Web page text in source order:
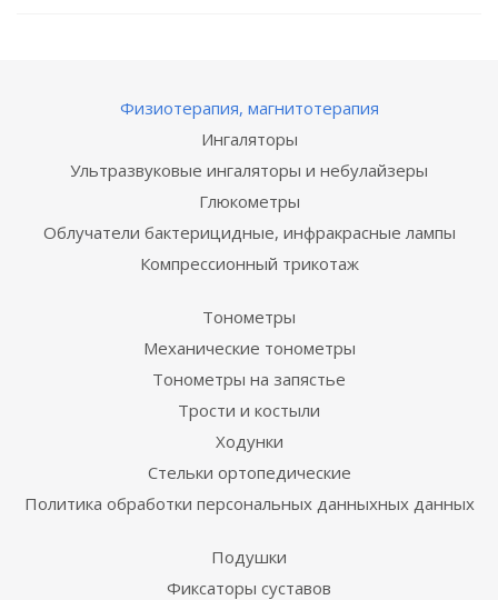
Физиотерапия, магнитотерапия
Ингаляторы
Ультразвуковые ингаляторы и небулайзеры
Глюкометры
Облучатели бактерицидные, инфракрасные лампы
Компрессионный трикотаж
Тонометры
Механические тонометры
Тонометры на запястье
Трости и костыли
Ходунки
Стельки ортопедические
Политика обработки персональных данныхных данных
Подушки
Фиксаторы суставов